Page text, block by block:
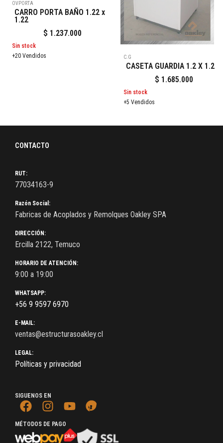
OVPORTA
CARRO PORTA BAÑO 1.22 x
1.22
$ 1.237.000
Sin stock
+20 Vendidos
C.G
CASETA GUARDIA 1.2 X 1.2
$ 1.685.000
Sin stock
+5 Vendidos
CONTACTO
RUT:
77034163-9
Razón Social:
Fabricas de Acoplados y Remolques Oakley SPA
DIRECCIÓN:
Ercilla 2122, Temuco
HORARIO DE ATENCIÓN:
9:00 a 19:00
WHATSAPP:
+56 9 9597 6970
E-MAIL:
ventas@estructurasoakley.cl
LEGAL:
Políticas y privacidad
SIGUENOS EN
MÉTODOS DE PAGO